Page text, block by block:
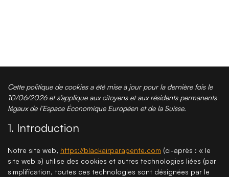
Cette politique de cookies a été mise à jour pour la dernière fois le
10/06/2026 et s’applique aux citoyens et aux résidents permanents
légaux de l’Espace Économique Européen et de la Suisse.
1. Introduction
Notre site web, https://blackairparapente.com (ci-après : « le
site web ») utilise des cookies et autres technologies liées (par
simplification, toutes ces technologies sont désignées par le